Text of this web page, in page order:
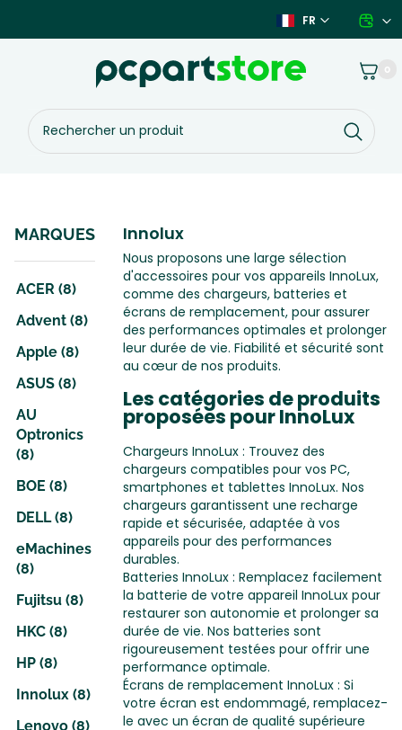
contenu
FR
Rechercher
un
produit
Panier 0
Innolux
Nous proposons une large sélection
d'accessoires pour vos appareils InnoLux,
comme des chargeurs, batteries et
écrans de remplacement, pour assurer
des performances optimales et prolonger
leur durée de vie. Fiabilité et sécurité sont
au cœur de nos produits.
Les catégories de produits
proposées pour InnoLux
Chargeurs InnoLux : Trouvez des
chargeurs compatibles pour vos PC,
smartphones et tablettes InnoLux. Nos
chargeurs garantissent une recharge
rapide et sécurisée, adaptée à vos
appareils pour des performances
durables.
Batteries InnoLux : Remplacez facilement
la batterie de votre appareil InnoLux pour
restaurer son autonomie et prolonger sa
durée de vie. Nos batteries sont
rigoureusement testées pour offrir une
performance optimale.
Écrans de remplacement InnoLux : Si
votre écran est endommagé, remplacez-
le avec un écran de qualité supérieure
MARQUES
ACER (8)
Advent (8)
Apple (8)
ASUS (8)
AU
Optronics
(8)
BOE (8)
DELL (8)
eMachines
(8)
Fujitsu (8)
HKC (8)
HP (8)
Innolux (8)
Lenovo (8)